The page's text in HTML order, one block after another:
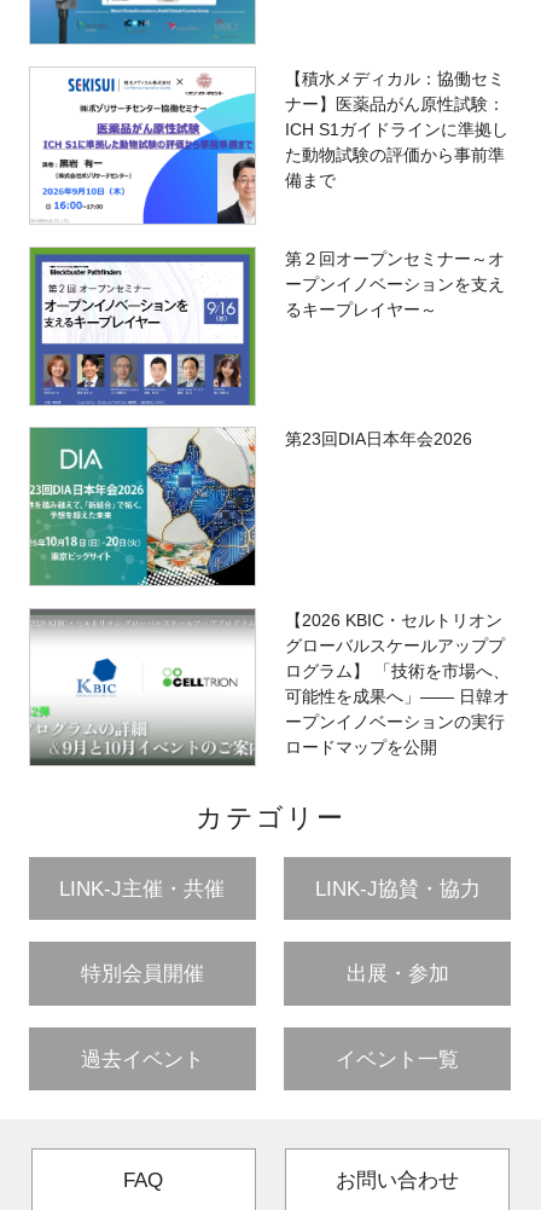
【積水メディカル：協働セミ
ナー】医薬品がん原性試験：
ICH S1ガイドラインに準拠し
た動物試験の評価から事前準
備まで
第２回オープンセミナー～オ
ープンイノベーションを支え
るキープレイヤー～
第23回DIA日本年会2026
【2026 KBIC・セルトリオン
グローバルスケールアッププ
ログラム】 「技術を市場へ、
可能性を成果へ」―― 日韓オ
ープンイノベーションの実行
ロードマップを公開
カテゴリー
LINK-J主催・共催 LINK-J協賛・協力
特別会員開催 出展・参加
過去イベント イベント一覧
FAQ お問い合わせ